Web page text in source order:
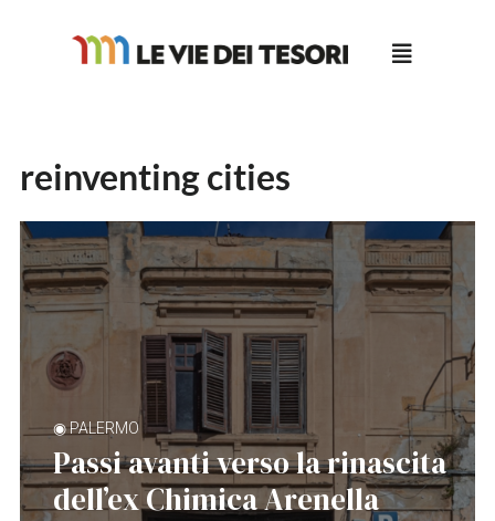
reinventing cities
◉ PALERMO
Passi avanti verso la rinascita
dell’ex Chimica Arenella